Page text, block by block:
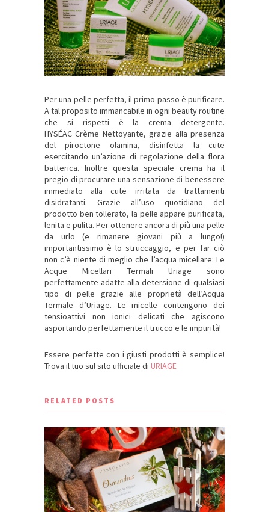
Per una pelle perfetta, il primo passo è purificare.
A tal proposito immancabile in ogni beauty routine
che si rispetti è la crema detergente.
HYSÉAC Crème Nettoyante, grazie alla presenza
del piroctone olamina, disinfetta la cute
esercitando un’azione di regolazione della flora
batterica. Inoltre questa speciale crema ha il
pregio di procurare una sensazione di benessere
immediato alla cute irritata da trattamenti
disidratanti. Grazie all’uso quotidiano del
prodotto ben tollerato, la pelle appare purificata,
lenita e pulita. Per ottenere ancora di più una pelle
da urlo (e rimanere giovani più a lungo!)
importantissimo è lo struccaggio, e per far ciò
non c’è niente di meglio che l’acqua micellare: Le
Acque Micellari Termali Uriage sono
perfettamente adatte alla detersione di qualsiasi
tipo di pelle grazie alle proprietà dell’Acqua
Termale d’Uriage. Le micelle contengono dei
tensioattivi non ionici delicati che agiscono
asportando perfettamente il trucco e le impurità!
Essere perfette con i giusti prodotti è semplice!
Trova il tuo sul sito ufficiale di URIAGE
RELATED POSTS